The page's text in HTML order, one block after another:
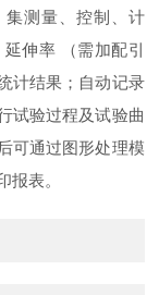
测量、控制、计
伸率 （需加配引
计结果；自动记录
试验过程及试验曲
可通过图形处理模
报表。